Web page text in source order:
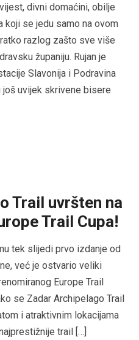
divni domaćini, obilje
koji se jedu samo na ovom
razlog zašto sve više
županiju. Rujan je
Slavonija i Podravina
uvijek skrivene bisere
Trail uvršten na
Trail Cupa!
tek slijedi prvo izdanje od
već je ostvario veliki
Europe Trail
se Zadar Archipelago Trail
i atraktivnim lokacijama
trail […]